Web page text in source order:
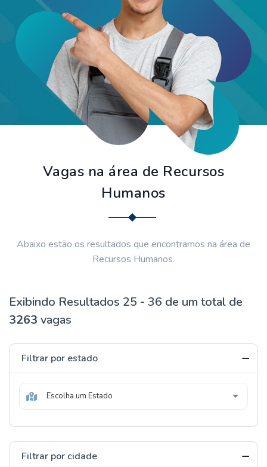
Vagas na área de Recursos
Humanos
Abaixo estão os resultados que encontramos na área de
Recursos Humanos.
Exibindo Resultados 25 - 36 de um total de
3263 vagas
Filtrar por estado
Escolha um Estado
Filtrar por cidade